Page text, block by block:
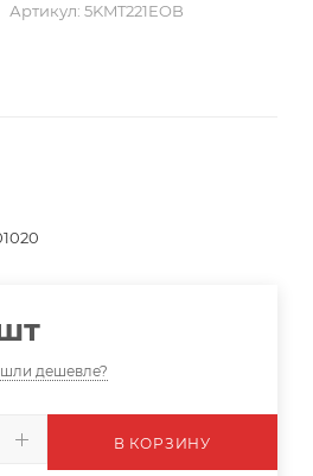
Артикул: 5KMT221EOB
дешевле?
В КОРЗИНУ